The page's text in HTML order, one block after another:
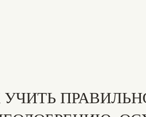
УЧИТЬ